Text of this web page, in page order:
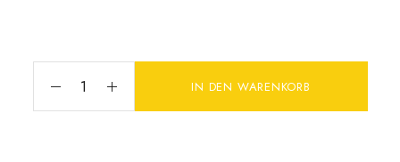
IN DEN WARENKORB